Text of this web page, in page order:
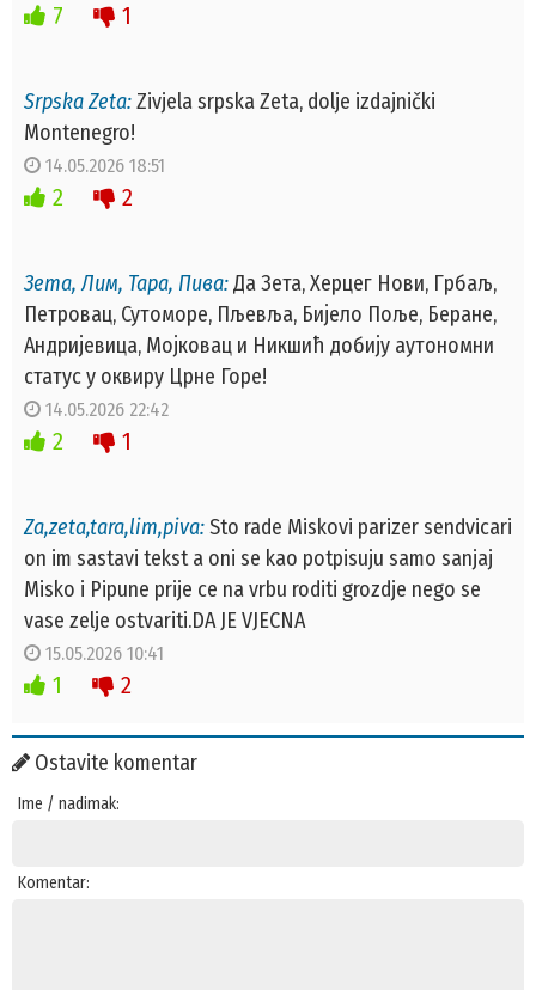
7 1
Srpska Zeta:Zivjela srpska Zeta, dolje izdajnički
Montenegro!
14.05.2026 18:51
2 2
Зета, Лим, Тара, Пива:Да Зета, Херцег Нови, Грбаљ,
Петровац, Сутоморе, Пљевља, Бијело Поље, Беране,
Андријевица, Мојковац и Никшић добију аутономни
статус у оквиру Црне Горе!
14.05.2026 22:42
2 1
Za,zeta,tara,lim,piva:Sto rade Miskovi parizer sendvicari
on im sastavi tekst a oni se kao potpisuju samo sanjaj
Misko i Pipune prije ce na vrbu roditi grozdje nego se
vase zelje ostvariti.DA JE VJECNA
15.05.2026 10:41
1 2
Ostavite komentar
Ime / nadimak:
Komentar: